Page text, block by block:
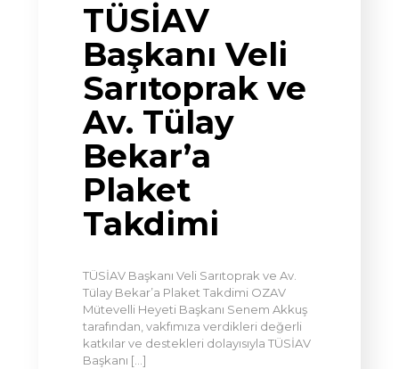
TÜSİAV
Başkanı Veli
Sarıtoprak ve
Av. Tülay
Bekar’a
Plaket
Takdimi
TÜSİAV Başkanı Veli Sarıtoprak ve Av.
Tülay Bekar’a Plaket Takdimi OZAV
Mütevelli Heyeti Başkanı Senem Akkuş
tarafından, vakfımıza verdikleri değerli
katkılar ve destekleri dolayısıyla TÜSİAV
Başkanı […]